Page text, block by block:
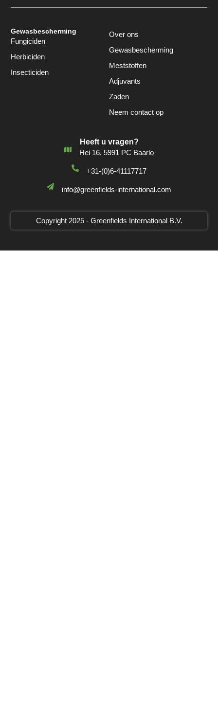
Gewasbescherming
Fungiciden
Herbiciden
Insecticiden
Over ons
Gewasbescherming
Meststoffen
Adjuvants
Zaden
Neem contact op
Heeft u vragen?
Hei 16, 5991 PC Baarlo
+31-(0)6-41117717
info@greenfields-international.com
Copyright 2025 - Greenfields International B.V.